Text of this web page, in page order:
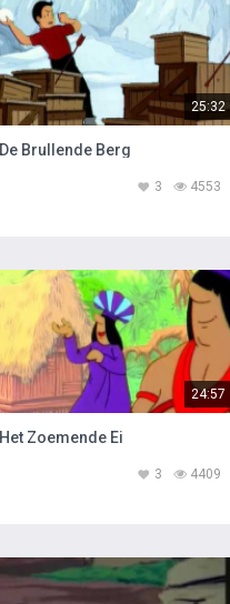
25:32
De Brullende Berg
4553
3
24:57
Het Zoemende Ei
4409
3